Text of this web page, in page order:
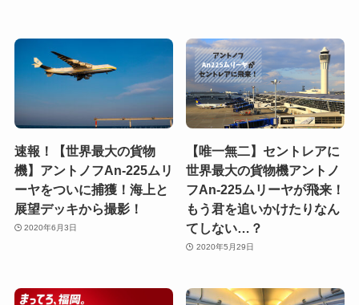
速報！【世界最大の貨物
機】アントノフAn-225ムリ
ーヤをついに捕獲！海上と
展望デッキから撮影！
2020年6月3日
【唯一無二】セントレアに
世界最大の貨物機アントノ
フAn-225ムリーヤが飛来！
もう君を追いかけたりなん
てしない…？
2020年5月29日